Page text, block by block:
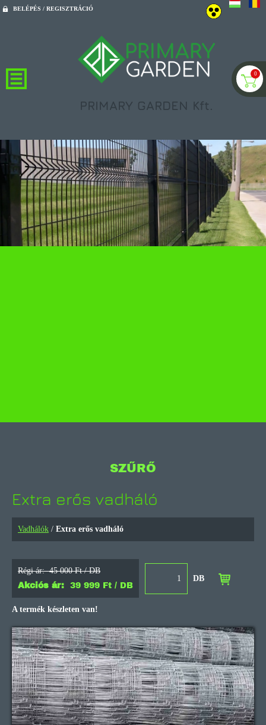
BELÉPÉS / REGISZTRÁCIÓ
0
PRIMARY GARDEN Kft.
SZŰRŐ
Extra erős vadháló
Vadhálók / Extra erős vadháló
Régi ár:45 000 Ft / DB
Akciós ár: 39 999 Ft / DB
DB
A termék készleten van!